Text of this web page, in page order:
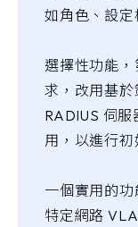
如角色、設定
選擇性功能
求，改用基
RADIUS 伺
用，以進行初
一個實用的
特定網路